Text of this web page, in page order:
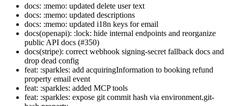
docs: :memo: updated delete user text
docs: :memo: updated descriptions
docs: :memo: updated i18n keys for email
docs(openapi): :lock: hide internal endpoints and reorganize
public API docs (#350)
docs(stripe): correct webhook signing-secret fallback docs and
drop dead config
feat: :sparkles: add acquiringInformation to booking refund
property email event
feat: :sparkles: added MCP tools
feat: :sparkles: expose git commit hash via environment.git-